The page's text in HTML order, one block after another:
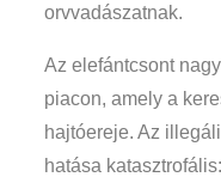
orvvadászatnak.
Az elefántcsont
piacon, amely a
hajtóereje. Az
hatása